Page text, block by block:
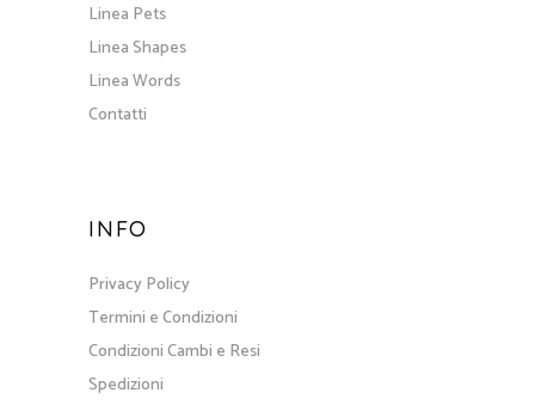
Linea Pets
Linea Shapes
Linea Words
Contatti
INFO
Privacy Policy
Termini e Condizioni
Condizioni Cambi e Resi
Spedizioni